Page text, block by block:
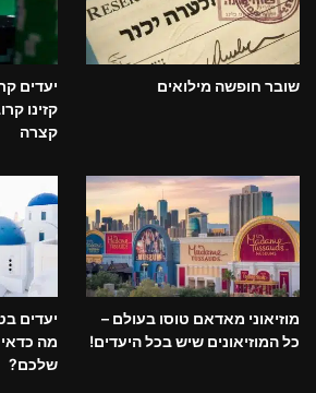
שובר חופשה מילואים
יעדים
קזינו
קצרה
מוזיאוני מאדאם טוסו בעולם –
כל המוזיאונים שיש בכל היעדים!
יעדים
מה
שלכם?